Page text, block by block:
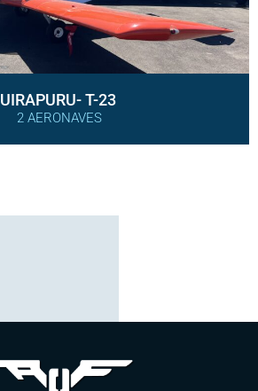
UIRAPURU- T-23
2 AERONAVES